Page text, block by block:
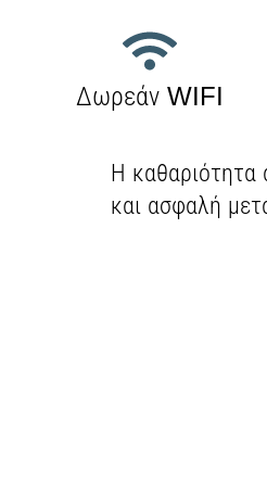
Δωρεάν WIFI
Η καθαριότητα
και ασφαλή